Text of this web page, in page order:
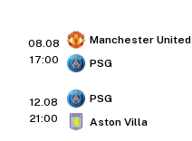
08.08
17:00
Manchester United
PSG
12.08
21:00
PSG
Aston Villa